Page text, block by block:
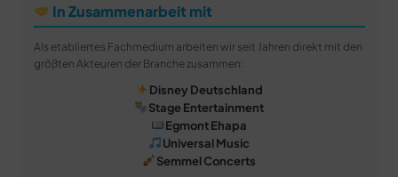
In Zusammenarbeit mit
Als etabliertes Fachmedium arbeiten wir seit Jahren direkt mit den
größten Akteuren der Branche zusammen:
Disney Deutschland
Stage Entertainment
Egmont Ehapa
Universal Music
Semmel Concerts